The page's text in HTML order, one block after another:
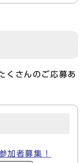
くさんのご応募あ
加者募集！